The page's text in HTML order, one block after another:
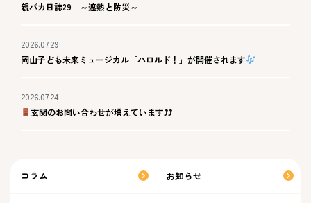
親バカ日誌29 ～遮熱と防災～
2026.07.29
岡山子ども未来ミュージカル「ハロルド！」が開催されます
2026.07.24
玄関のお問い合わせが増えています⤴⤴
コラム お知らせ